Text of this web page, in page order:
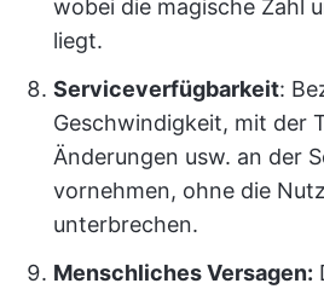
wobei die magische Zahl
liegt.
Serviceverfügbarkeit:
Geschwindigkeit, mit der
Änderungen usw. an der
vornehmen, ohne die
unterbrechen.
Menschliches Versagen: